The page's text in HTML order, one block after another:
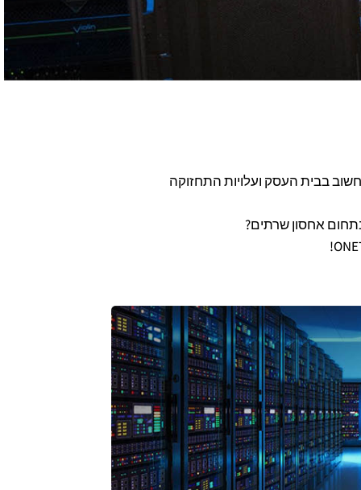
בבית העסק ועלויות התחזוקה
אחסון שרתים?